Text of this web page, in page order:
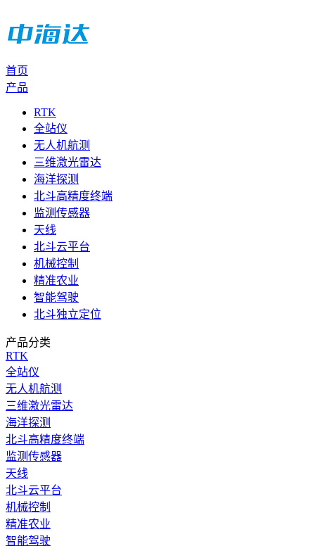
首页
产品
RTK
全站仪
无人机航测
三维激光雷达
海洋探测
北斗高精度终端
监测传感器
天线
北斗云平台
机械控制
精准农业
智能驾驶
北斗独立定位
产品分类
RTK
全站仪
无人机航测
三维激光雷达
海洋探测
北斗高精度终端
监测传感器
天线
北斗云平台
机械控制
精准农业
智能驾驶